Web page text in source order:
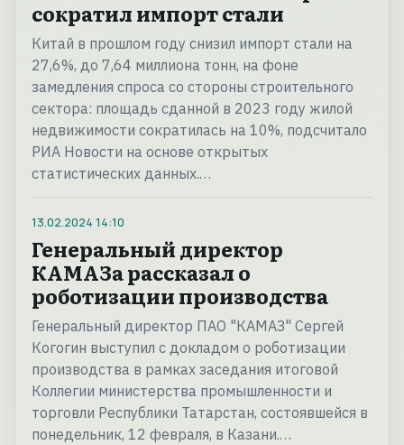
сократил импорт стали
Китай в прошлом году снизил импорт стали на
27,6%, до 7,64 миллиона тонн, на фоне
замедления спроса со стороны строительного
сектора: площадь сданной в 2023 году жилой
недвижимости сократилась на 10%, подсчитало
РИА Новости на основе открытых
статистических данных.…
13.02.2024 14:10
Генеральный директор
КАМАЗа рассказал о
роботизации производства
Генеральный директор ПАО "КАМАЗ" Сергей
Когогин выступил с докладом о роботизации
производства в рамках заседания итоговой
Коллегии министерства промышленности и
торговли Республики Татарстан, состоявшейся в
понедельник, 12 февраля, в Казани.…